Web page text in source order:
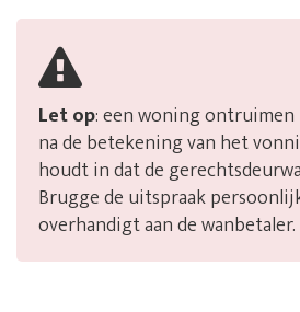
Let op: een woning ontruimen
na de betekening van het
houdt in dat de
Brugge de uitspraak
overhandigt aan de wanbetaler.